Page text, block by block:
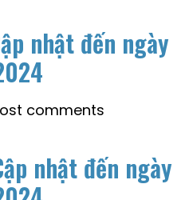
nhật đến ngày
comments
nhật đến ngày